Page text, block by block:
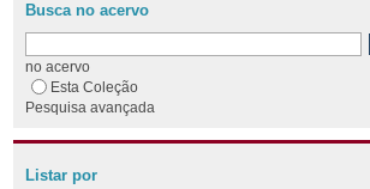
Busca no acervo
no acervo
Esta Coleção
Pesquisa avançada
Listar por